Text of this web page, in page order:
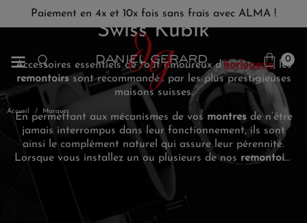
Paiement en 4x et 10x fois sans frais avec ALMA !
0
Accueil Marques
Swiss Kubik
Accessoires essentiels de tout amoureux d’horlogerie, les
remontoirssont recommandés par les plus prestigieuses
maisons suisses.
En permettant aux mécanismes de vos montresde n’être
jamais interrompus dans leur fonctionnement, ils sont
ainsi le complément naturel qui assure leur pérennité.
Lorsque vous installez un ou plusieurs de nos remontoirs
chez vous, vous êtes certain de posséder un objet